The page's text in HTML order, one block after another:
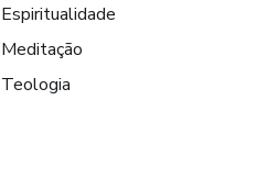
Espiritualidade
Meditação
Teologia